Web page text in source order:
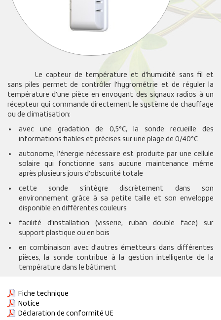
Le capteur de température et d'humidité sans fil et
sans piles permet de contrôler l'hygrométrie et de réguler la
température d'une pièce en envoyant des signaux radios à un
récepteur qui commande directement le système de chauffage
ou de climatisation:
avec une gradation de 0,5°C, la sonde recueille des
informations fiables et précises sur une plage de 0/40°C
autonome, l'énergie nécessaire est produite par une cellule
solaire qui fonctionne sans aucune maintenance même
après plusieurs jours d'obscurité totale
cette sonde s'intègre discrètement dans son
environnement grâce à sa petite taille et son enveloppe
disponible en différentes couleurs
facilité d'installation (visserie, ruban double face) sur
support plastique ou en bois
en combinaison avec d'autres émetteurs dans différentes
pièces, la sonde contribue à la gestion intelligente de la
température dans le bâtiment
Fiche technique
Notice
Déclaration de conformité UE